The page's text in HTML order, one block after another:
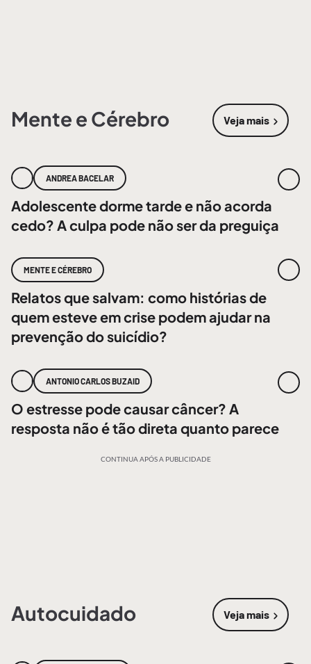
Mente e Cérebro Veja mais
sobre
ANDREA BACELAR
Adolescente dorme tarde e não acorda
cedo? A culpa pode não ser da preguiça
MENTE E CÉREBRO
Relatos que salvam: como histórias de
quem esteve em crise podem ajudar na
prevenção do suicídio?
ANTONIO CARLOS BUZAID
O estresse pode causar câncer? A
resposta não é tão direta quanto parece
CONTINUA APÓS A PUBLICIDADE
Autocuidado Veja mais
sobre